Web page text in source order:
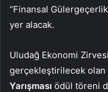
“Finansal
yer alacak.
Uludağ Ekonomi
gerçekleştirilecek olan
Yarışması ödül töreni